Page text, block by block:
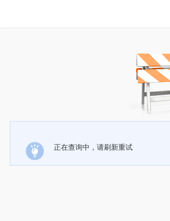
正在查询中，请刷新重试